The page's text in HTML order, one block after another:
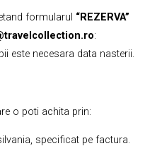
formularul “REZERVA”
:
este necesara data nasterii.
pe care o poti achita prin:
specificat pe factura.